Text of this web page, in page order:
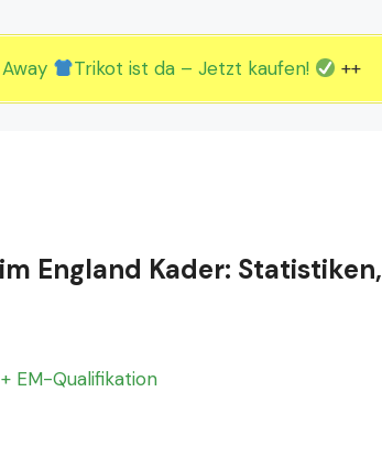
Trikot ist da – Jetzt kaufen! ++
England Kader: Statistiken,
EM-Qualifikation